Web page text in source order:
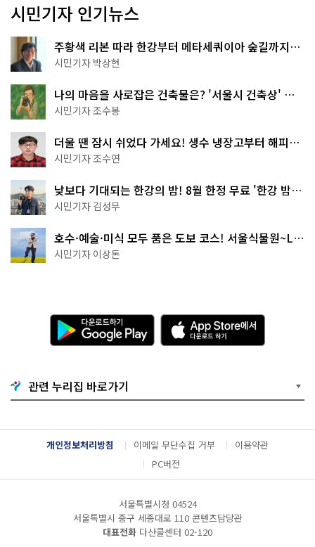
시민기자 인기뉴스
주황색 리본 따라 한강부터 메타세쿼이아 숲길까지…
서울둘레길 15코스
시민기자 박상현
나의 마음을 사로잡은 건축물은? '서울시 건축상' 수
상작 공개!
시민기자 조수봉
더울 땐 잠시 쉬었다 가세요! 생수 냉장고부터 해피소
·무더위쉼터까지
시민기자 조수연
낮보다 기대되는 한강의 밤! 8월 한정 무료 '한강 밤
핑' 예약은?
시민기자 김성무
호수·예술·미식 모두 품은 도보 코스! 서울식물원~LG
아트센터~마곡테라스거리
시민기자 이상돈
다
운
로
기
G
o
g
l
e
l
A
p
p
e
서
다
운
드
관련 누리집 바로가기
개인정보처리방침 이메일 무단수집 거부
이용약관
PC버전
서울특별시청 04524
서울특별시 중구 세종대로 110 콘텐츠담당관
대표전화 다산콜센터 02-120